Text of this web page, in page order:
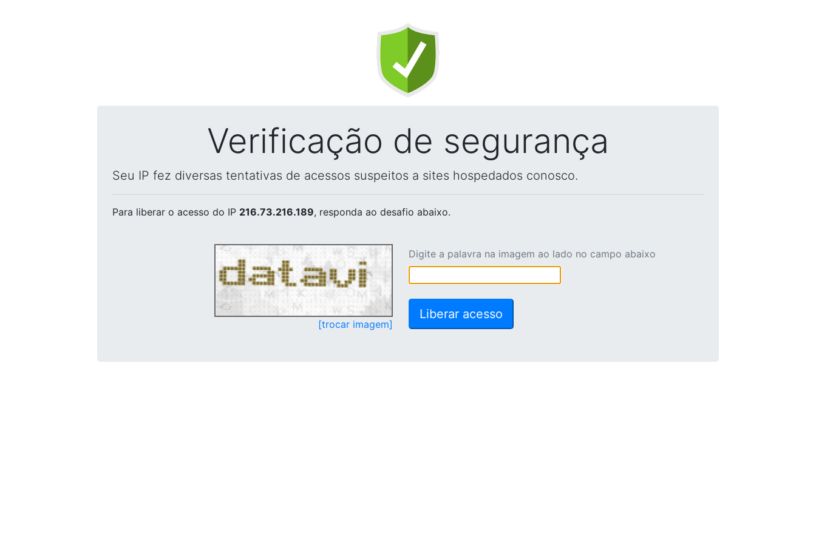
Verificação de segurança
Seu IP fez diversas tentativas de acessos suspeitos a sites hospedados conosco.
Para liberar o acesso do IP 216.73.216.189, responda ao desafio abaixo.
[trocar imagem]
Digite a palavra na imagem ao lado no campo abaixo